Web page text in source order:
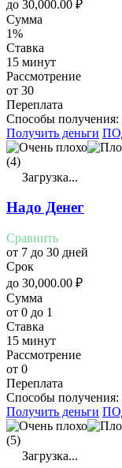
до 30,000.00 ₽
Сумма
1%
Ставка
15 минут
Рассмотрение
от 30
Переплата
Cпособы получения:
Получить деньги
(4)
Загрузка...
Надо Денег
Сравнить
от 7 до 30 дней
Срок
до 30,000.00 ₽
Сумма
от 0 до 1
Ставка
15 минут
Рассмотрение
от 0
Переплата
Cпособы получения:
Получить деньги
(5)
Загрузка...